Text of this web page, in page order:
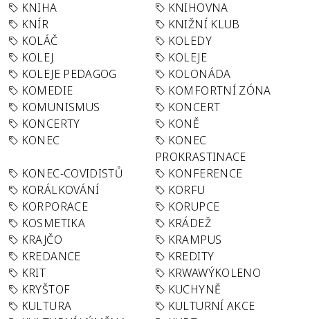
KNIHA
KNIHOVNA
KNÍR
KNIŽNÍ KLUB
KOLÁČ
KOLEDY
KOLEJ
KOLEJE
KOLEJE PEDAGOG
KOLONÁDA
KOMEDIE
KOMFORTNÍ ZÓNA
KOMUNISMUS
KONCERT
KONCERTY
KONĚ
KONEC
KONEC
PROKRASTINACE
KONEC-COVIDISTŮ
KONFERENCE
KORÁLKOVÁNÍ
KORFU
KORPORACE
KORUPCE
KOSMETIKA
KRÁDEŽ
KRAJČO
KRAMPUS
KREDANCE
KREDITY
KRIT
KRWAWÝKOLENO
KRYŠTOF
KUCHYNĚ
KULTURA
KULTURNÍ AKCE